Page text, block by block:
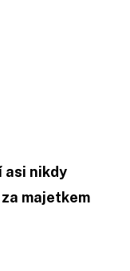
asi nikdy
majetkem